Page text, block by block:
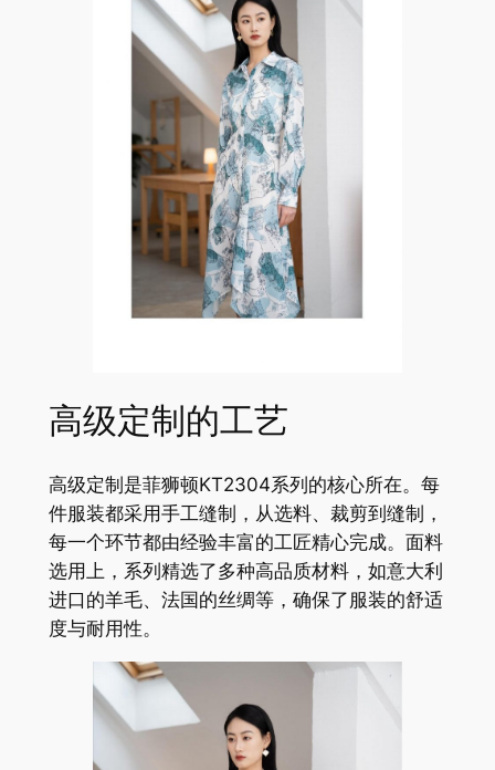
高级定制的工艺
高级定制是菲狮顿KT2304系列的核心所在。每
件服装都采用手工缝制，从选料、裁剪到缝制，
每一个环节都由经验丰富的工匠精心完成。面料
选用上，系列精选了多种高品质材料，如意大利
进口的羊毛、法国的丝绸等，确保了服装的舒适
度与耐用性。